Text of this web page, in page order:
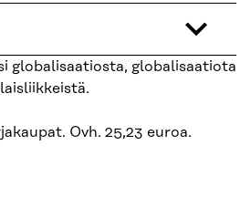
globalisaatiosta, globalisaatiota
Ovh. 25,23 euroa.